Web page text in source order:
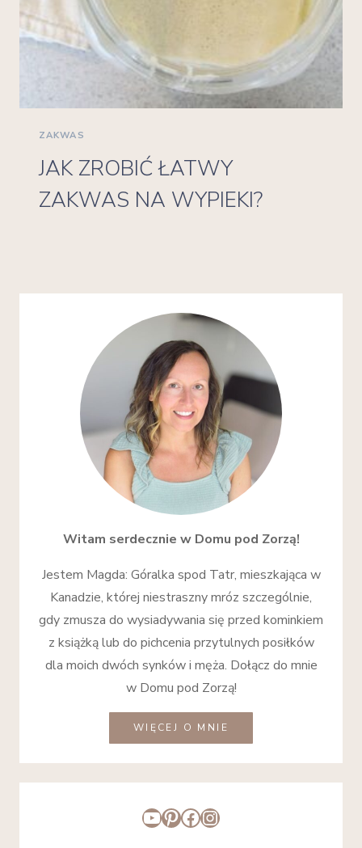
ZAKWAS
JAK ZROBIĆ ŁATWY
ZAKWAS NA WYPIEKI?
Witam serdecznie w Domu pod Zorzą!
Jestem Magda: Góralka spod Tatr, mieszkająca w
Kanadzie, której niestraszny mróz szczególnie,
gdy zmusza do wysiadywania się przed kominkiem
z książką lub do pichcenia przytulnych posiłków
dla moich dwóch synków i męża. Dołącz do mnie
w Domu pod Zorzą!
WIĘCEJ O MNIE
YouTube
Pinterest
Facebook
Instagram